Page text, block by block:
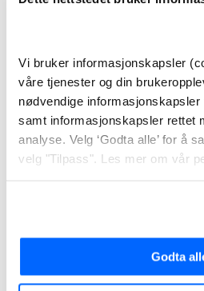
Vi bruker informasjonskapsler
våre tjenester og din
nødvendige informasjonskapsler
samt informasjonskapsler rettet
analyse. Velg ‘Godta alle’ for å
velg "Tilpass". Les mer om vår
Godta
3. Immaterielle
Du får ingen rettigheter til
handelsnavn, domener, know-
immaterielle rettigheter
Finans og våre tjenester.
4. Overdragelse
Dersom vi overdrar våre